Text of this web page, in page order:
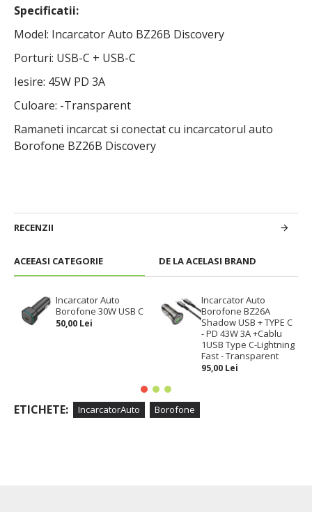
ACEEASI CATEGORIE DE LA ACELASI BRAND
Incarcator Auto
Borofone 30W USB C
50,00 Lei
Incarcator Auto
Borofone BZ26A
Shadow USB + TYPE C
- PD 43W 3A +Cablu
1USB Type C-Lightning
Fast - Transparent
95,00 Lei
Specificatii:
Model: Incarcator Auto BZ26B Discovery
Porturi: USB-C + USB-C
Iesire: 45W PD 3A
Culoare: -Transparent
Ramaneti incarcat si conectat cu incarcatorul auto
Borofone BZ26B Discovery
RECENZII
ETICHETE: IncarcatorAuto Borofone